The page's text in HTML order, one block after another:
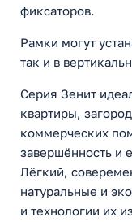
фиксаторов.
Рамки могут
так и в
Серия Зенит
квартиры,
коммерческих
завершённость и
Лёгкий,
натуральные и
и технологии их